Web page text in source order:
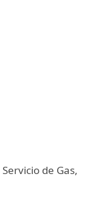
Servicio de Gas,